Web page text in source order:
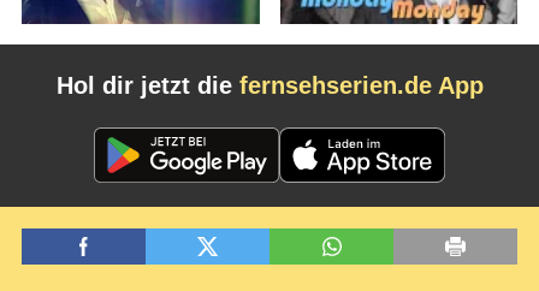
Hol dir jetzt die fernsehserien.de App